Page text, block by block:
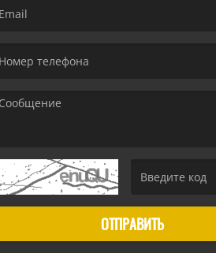
ОТПРАВИТЬ